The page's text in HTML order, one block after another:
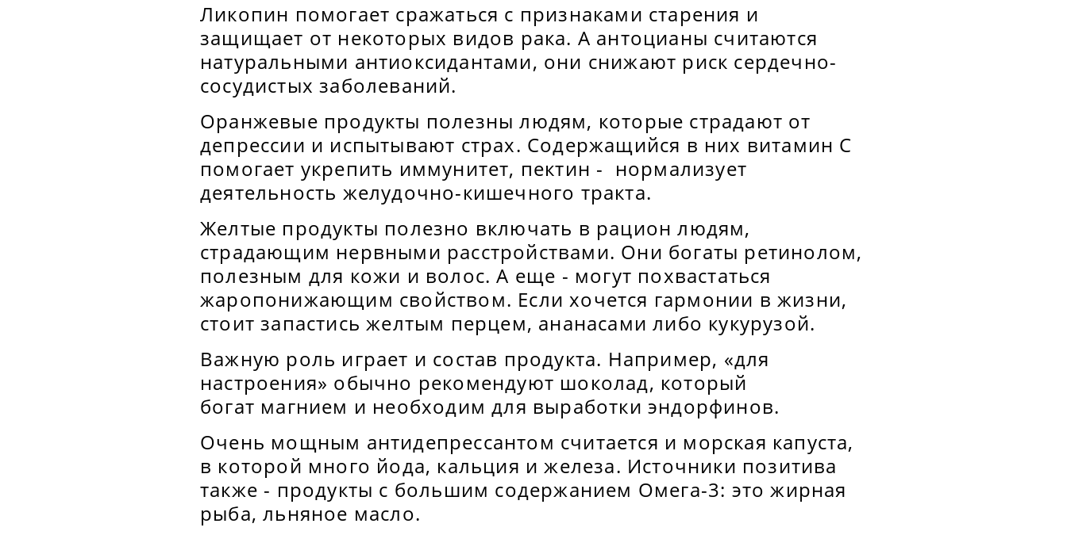
Ликопин помогает сражаться с признаками старения и
защищает от некоторых видов рака. А антоцианы считаются
натуральными антиоксидантами, они снижают риск сердечно-
сосудистых заболеваний.
Оранжевые продукты полезны людям, которые страдают от
депрессии и испытывают страх. Содержащийся в них витамин С
помогает укрепить иммунитет, пектин - нормализует
деятельность желудочно-кишечного тракта.
Желтые продукты полезно включать в рацион людям,
страдающим нервными расстройствами. Они богаты ретинолом,
полезным для кожи и волос. А еще - могут похвастаться
жаропонижающим свойством. Если хочется гармонии в жизни,
стоит запастись желтым перцем, ананасами либо кукурузой.
Важную роль играет и состав продукта. Например, «для
настроения» обычно рекомендуют шоколад, который
богат магнием и необходим для выработки эндорфинов.
Очень мощным антидепрессантом считается и морская капуста,
в которой много йода, кальция и железа. Источники позитива
также - продукты с большим содержанием Омега-3: это жирная
рыба, льняное масло.